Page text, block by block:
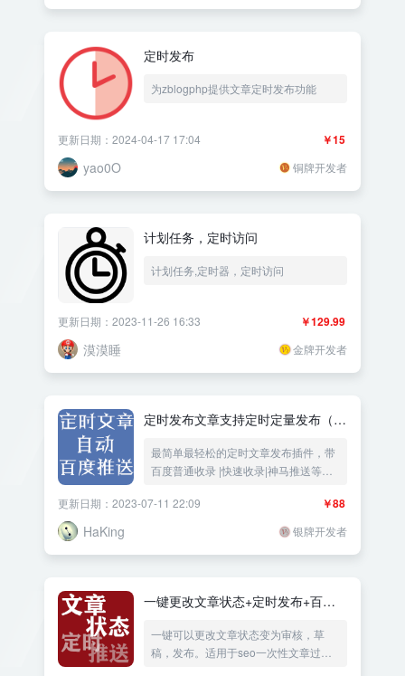
定时发布
为zblogphp提供文章定时发布功能
￥15
更新日期：2024-04-17 17:04
yao0O 铜牌开发者
计划任务，定时访问
计划任务,定时器，定时访问
￥129.99
更新日期：2023-11-26 16:33
漠漠睡 金牌开发者
定时发布文章支持定时定量发布（带
支持全平台API推送功能）
最简单最轻松的定时文章发布插件，带
百度普通收录 |快速收录|神马推送等支
￥88
更新日期：2023-07-11 22:09
HaKing 银牌开发者
一键更改文章状态+定时发布+百度
一键可以更改文章状态变为审核，草
稿，发布。适用于seo一次性文章过多